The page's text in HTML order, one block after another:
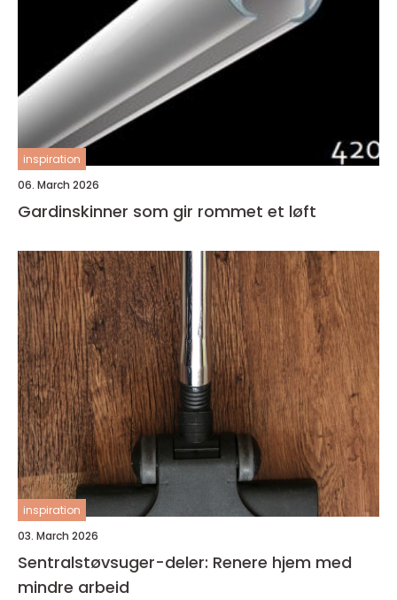
inspiration
06. March 2026
Gardinskinner som gir rommet et løft
inspiration
03. March 2026
Sentralstøvsuger-deler: Renere hjem med
mindre arbeid